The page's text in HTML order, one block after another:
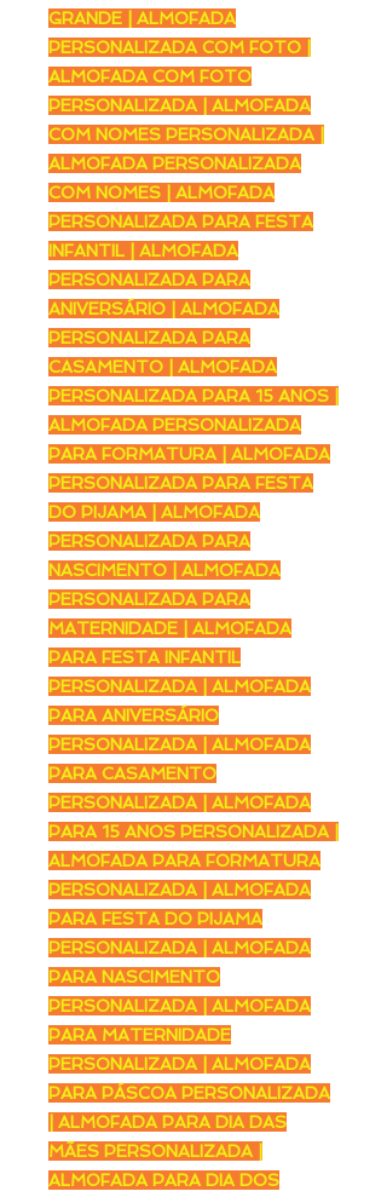
GRANDE | ALMOFADA
PERSONALIZADA COM FOTO |
ALMOFADA COM FOTO
PERSONALIZADA | ALMOFADA
COM NOMES PERSONALIZADA |
ALMOFADA PERSONALIZADA
COM NOMES | ALMOFADA
PERSONALIZADA PARA FESTA
INFANTIL | ALMOFADA
PERSONALIZADA PARA
ANIVERSÁRIO | ALMOFADA
PERSONALIZADA PARA
CASAMENTO | ALMOFADA
PERSONALIZADA PARA 15 ANOS |
ALMOFADA PERSONALIZADA
PARA FORMATURA | ALMOFADA
PERSONALIZADA PARA FESTA
DO PIJAMA | ALMOFADA
PERSONALIZADA PARA
NASCIMENTO | ALMOFADA
PERSONALIZADA PARA
MATERNIDADE | ALMOFADA
PARA FESTA INFANTIL
PERSONALIZADA | ALMOFADA
PARA ANIVERSÁRIO
PERSONALIZADA | ALMOFADA
PARA CASAMENTO
PERSONALIZADA | ALMOFADA
PARA 15 ANOS PERSONALIZADA |
ALMOFADA PARA FORMATURA
PERSONALIZADA | ALMOFADA
PARA FESTA DO PIJAMA
PERSONALIZADA | ALMOFADA
PARA NASCIMENTO
PERSONALIZADA | ALMOFADA
PARA MATERNIDADE
PERSONALIZADA | ALMOFADA
PARA PÁSCOA PERSONALIZADA
| ALMOFADA PARA DIA DAS
MÃES PERSONALIZADA |
ALMOFADA PARA DIA DOS